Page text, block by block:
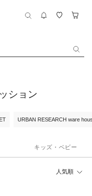
ション
URBAN RESEARCH ware
キッズ・ベビー
人気順